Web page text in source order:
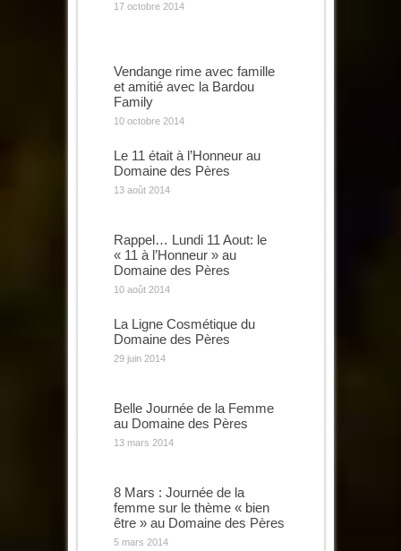
17 octobre 2014
Vendange rime avec famille
et amitié avec la Bardou
Family
10 octobre 2014
Le 11 était à l’Honneur au
Domaine des Pères
13 août 2014
Rappel… Lundi 11 Aout: le
« 11 à l’Honneur » au
Domaine des Pères
10 août 2014
La Ligne Cosmétique du
Domaine des Pères
29 juin 2014
Belle Journée de la Femme
au Domaine des Pères
13 mars 2014
8 Mars : Journée de la
femme sur le thème « bien
être » au Domaine des Pères
5 mars 2014